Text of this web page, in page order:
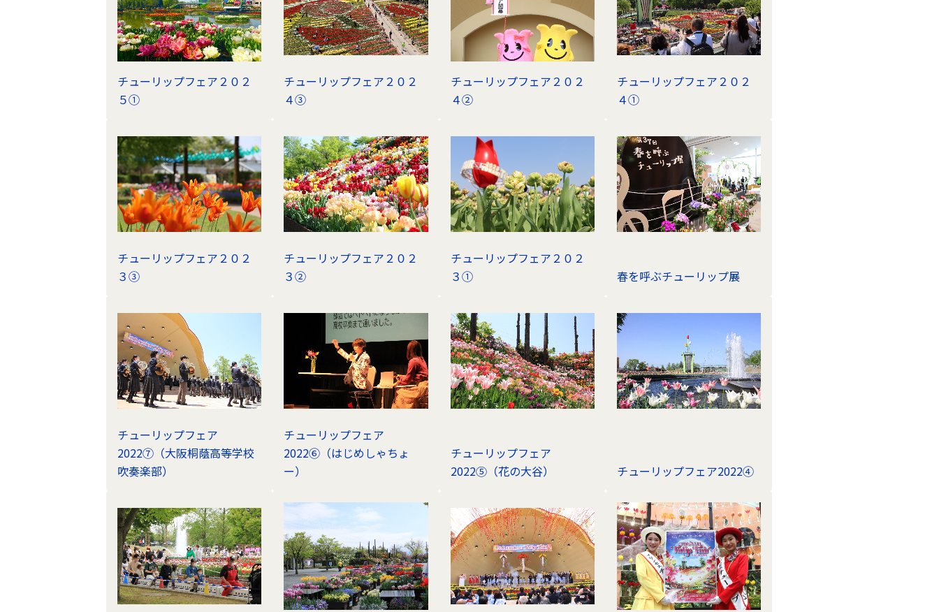
チューリップフェア２０２
５①
チューリップフェア２０２
４③
チューリップフェア２０２
４②
チューリップフェア２０２
４①
チューリップフェア２０２
３③
チューリップフェア２０２
３②
チューリップフェア２０２
３①
春を呼ぶチューリップ展
チューリップフェア
2022⑦（大阪桐蔭高等学校
吹奏楽部）
チューリップフェア
2022⑥（はじめしゃちょ
ー）
チューリップフェア
2022⑤（花の大谷）
チューリップフェア2022④